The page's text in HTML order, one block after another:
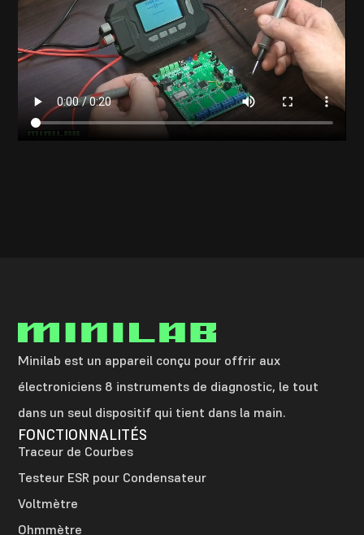
Minilab est un appareil conçu pour offrir aux
électroniciens 8 instruments de diagnostic, le tout
dans un seul dispositif qui tient dans la main.
FONCTIONNALITÉS
Traceur de Courbes
Testeur ESR pour Condensateur
Voltmètre
Ohmmètre